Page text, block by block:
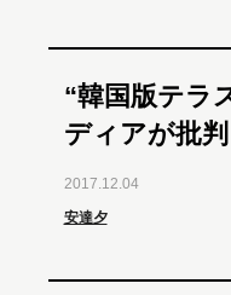
“韓国版テラ
ディアが批判
2017.12.04
安達夕